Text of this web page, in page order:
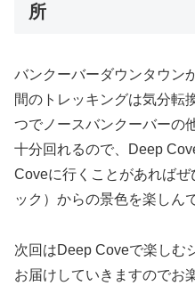
所
バンクーバーダウンタウン
間のトレッキングは気分転
つでノースバンクーバーの
十分回れるので、Deep
Coveに行くことがあれば
ック）からの景色を楽しん
次回はDeep Coveで楽しむ
お届けしていきますのでお